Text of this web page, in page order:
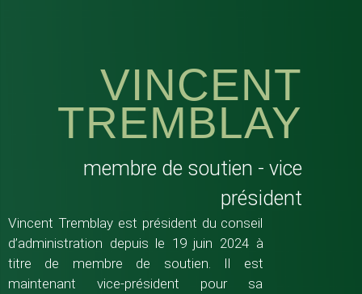
VINCENT
TREMBLAY
membre de soutien - vice
président
Vincent Tremblay est président du conseil
d’administration depuis le 19 juin 2024 à
titre de membre de soutien. Il est
maintenant vice-président pour sa